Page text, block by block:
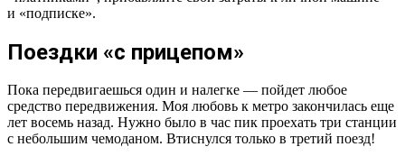
и «подписке».
Поездки «с прицепом»
Пока передвигаешься один и налегке — пойдет любое
средство передвижения. Моя любовь к метро закончилась еще
лет восемь назад. Нужно было в час пик проехать три станции
с небольшим чемоданом. Втиснулся только в третий поезд!